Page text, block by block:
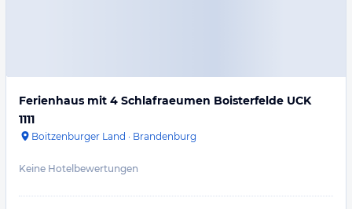
Ferienhaus mit 4 Schlafraeumen Boisterfelde UCK
1111
Boitzenburger Land · Brandenburg
Keine Hotelbewertungen